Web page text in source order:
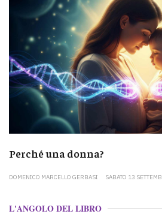
Perché una donna?
DOMENICO MARCELLO GERBASI SABATO 13
L'ANGOLO DEL LIBRO